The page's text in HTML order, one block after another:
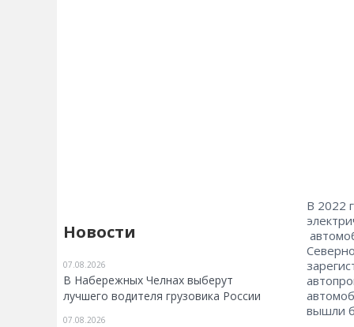
Новости
07.08.2026
В Набережных Челнах выберут
лучшего водителя грузовика России
07.08.2026
В 2022
вышли